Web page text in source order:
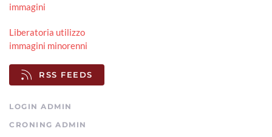
immagini
Liberatoria utilizzo
immagini minorenni
RSS FEEDS
LOGIN ADMIN
CRONING ADMIN